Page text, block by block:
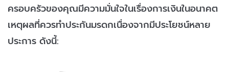
ครอบครัวของคุณมีความมั่นใจในเรื่องการเงินในอนาคต
เหตุผลที่ควรทำประกันมรดกเนื่องจากมีประโยชน์หลาย
ประการ ดังนี้: